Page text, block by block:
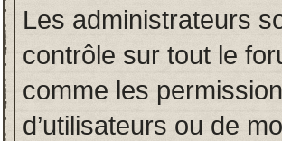
Les administrateurs
contrôle sur tout le
comme les
d’utilisateurs ou de